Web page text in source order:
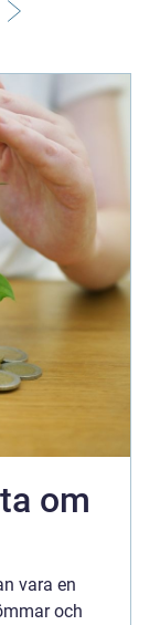
om
vara en
och